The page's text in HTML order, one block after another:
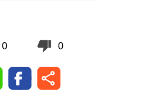
0 0